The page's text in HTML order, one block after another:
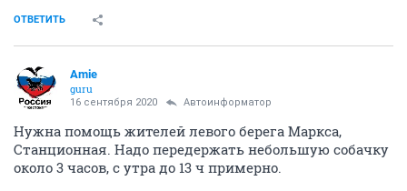
ОТВЕТИТЬ
Amie
guru
16 сентября 2020 Автоинформатор
Нужна помощь жителей левого берега Маркса,
Станционная. Надо передержать небольшую собачку
около 3 часов, с утра до 13 ч примерно.